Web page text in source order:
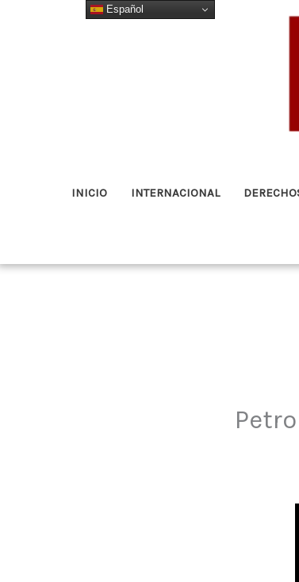
INICIO INTERNACIONAL
Español